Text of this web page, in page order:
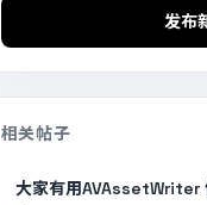
发布
相关帖子
大家有用AVAssetWriter